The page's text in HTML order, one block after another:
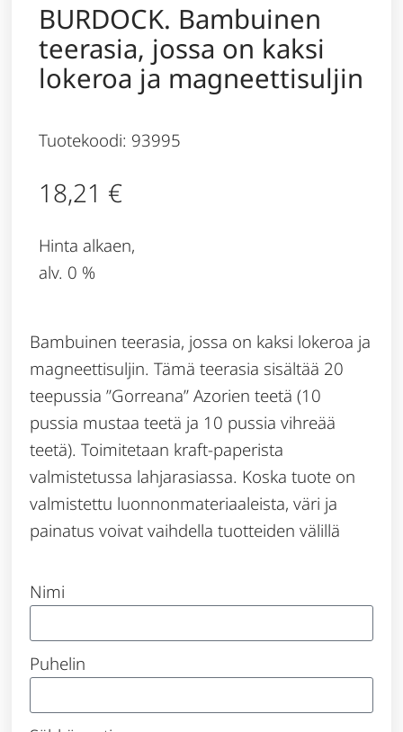
BURDOCK. Bambuinen
teerasia, jossa on kaksi
lokeroa ja magneettisuljin
Tuotekoodi: 93995
18,21 €
Hinta alkaen,
alv. 0 %
Bambuinen teerasia, jossa on kaksi lokeroa ja
magneettisuljin. Tämä teerasia sisältää 20
teepussia ”Gorreana” Azorien teetä (10
pussia mustaa teetä ja 10 pussia vihreää
teetä). Toimitetaan kraft-paperista
valmistetussa lahjarasiassa. Koska tuote on
valmistettu luonnonmateriaaleista, väri ja
painatus voivat vaihdella tuotteiden välillä
Nimi
Puhelin